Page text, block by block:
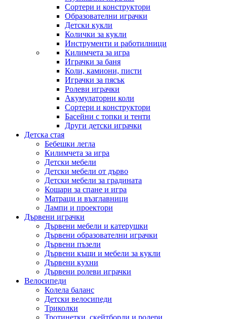
Сортери и конструктори
Образователни играчки
Детски кукли
Колички за кукли
Инструменти и работилници
Килимчета за игра
Играчки за баня
Коли, камиони, писти
Играчки за пясък
Ролеви играчки
Акумулаторни коли
Сортери и конструктори
Басейни с топки и тенти
Други детски играчки
Детска стая
Бебешки легла
Килимчета за игра
Детски мебели
Детски мебели от дърво
Детски мебели за градината
Кошари за спане и игра
Матраци и възглавници
Лампи и проектори
Дървени играчки
Дървени мебели и катерушки
Дървени образователни играчки
Дървени пъзели
Дървени къщи и мебели за кукли
Дървени кухни
Дървени ролеви играчки
Велосипеди
Колела баланс
Детски велосипеди
Триколки
Тротинетки, скейтборди и ролери